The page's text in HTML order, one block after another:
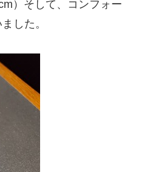
）そして、コンフォー
した。